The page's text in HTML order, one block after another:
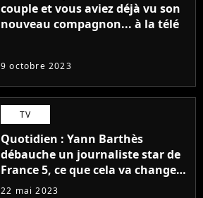
couple et vous aviez déjà vu son
nouveau compagnon... à la télé
9 octobre 2023
TV
Quotidien : Yann Barthès
débauche un journaliste star de
France 5, ce que cela va changer
à la rentrée
22 mai 2023